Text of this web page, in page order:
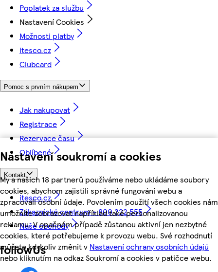
Nastavení soukromí a cookies
My a našich 18 partnerů používáme nebo ukládáme soubory
cookies, abychom zajistili správné fungování webu a
zpracovali osobní údaje. Povolením použití všech cookies nám
umožníte zobrazovat například také personalizovanou
reklamu. V opačném případě zůstanou aktivní jen nezbytné
cookies, které potřebujeme k provozu webu. Své rozhodnutí
můžete kdykoliv změnit v Nastavení ochrany osobních údajů
nebo kliknutím na odkaz Soukromí a cookies v patičce webu.
Poplatek za službu
Nastavení Cookies
Možnosti platby
itesco.cz
Clubcard
Pomoc s prvním nákupem
Jak nakupovat
Registrace
Rezervace času
Oblíbené
Kontakt
itesco.cz
Zákaznické centrum - 800 222 555
Naše obchody
followUs